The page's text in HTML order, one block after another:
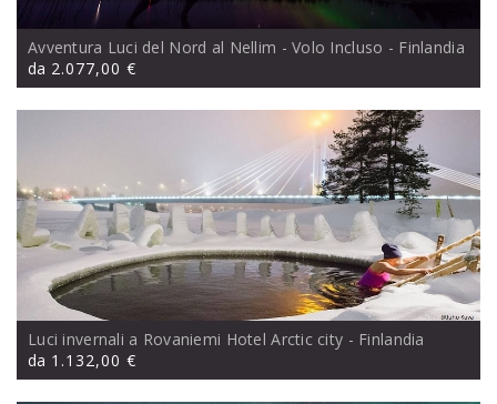
Avventura Luci del Nord al Nellim - Volo Incluso - Finlandia
da 2.077,00 €
Luci invernali a Rovaniemi Hotel Arctic city - Finlandia
da 1.132,00 €